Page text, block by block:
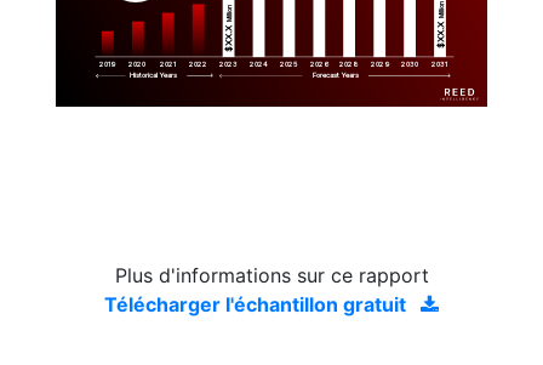
2019 2020 2021 2022 2023 2024 2025 2026 2028 2029 2030 2031
$XX.X
Million
$XX.X
Million
Historical Years Forecast Years
Plus d'informations sur ce rapport
Télécharger l'échantillon gratuit